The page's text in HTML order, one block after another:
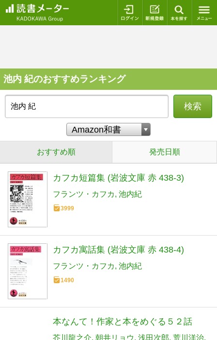
ログイン 新規登録
池内 紀のおすすめランキング
検索
おすすめ順 発売日順
カフカ短篇集 (岩波文庫 赤 438-3)
フランツ・カフカ 池内紀
3999
カフカ寓話集 (岩波文庫 赤 438-4)
フランツ・カフカ 池内紀
1490
本なんて！作家と本をめぐる５２話
芥川龍之介 朝井リョウ 浅田次郎 荒川洋治